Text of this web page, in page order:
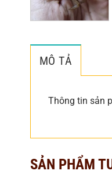
MÔ TẢ
Thông tin sản
SẢN PHẨM